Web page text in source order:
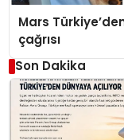
Mars
çağrısı
Son Dakika